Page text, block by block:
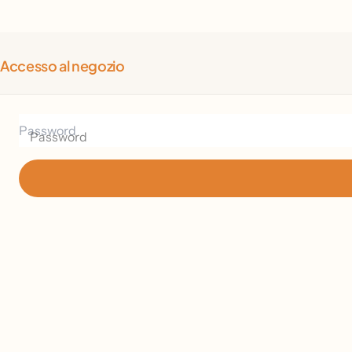
Accesso al negozio
Password